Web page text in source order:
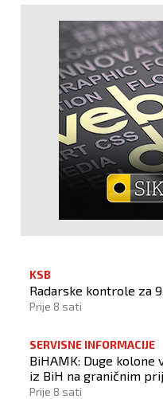
KSB
Radarske kontrole za
Prije 8 sati
SERVISNE INFORMACIJE
BiHAMK: Duge kolone
iz BiH na graničnim
Prije 8 sati